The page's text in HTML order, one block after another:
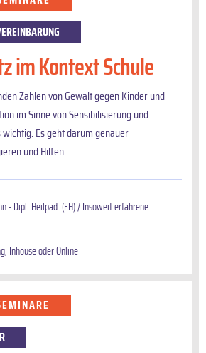
im Kontext Schule
Zahlen von Gewalt gegen Kinder und
im Sinne von Sensibilisierung und
Es geht darum genauer
und Hilfen
- Dipl. Heilpäd. (FH) / Insoweit erfahrene
Inhouse oder Online